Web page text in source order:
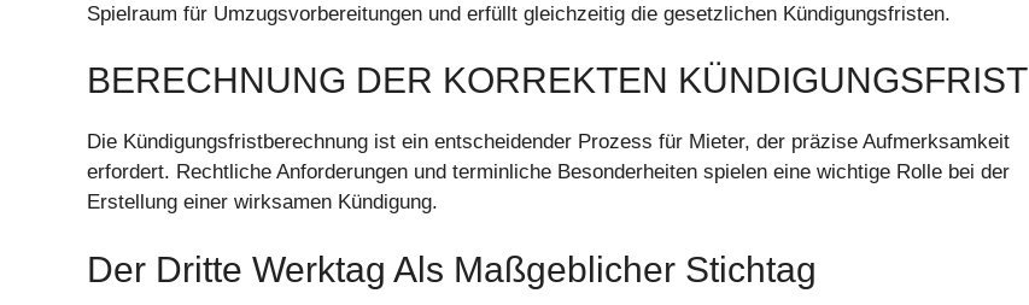
Spielraum für Umzugsvorbereitungen und erfüllt gleichzeitig die gesetzlichen Kündigungsfristen.
BERECHNUNG DER KORREKTEN KÜNDIGUNGSFRIST
Die Kündigungsfristberechnung ist ein entscheidender Prozess für Mieter, der präzise Aufmerksamkeit
erfordert. Rechtliche Anforderungen und terminliche Besonderheiten spielen eine wichtige Rolle bei der
Erstellung einer wirksamen Kündigung.
Der Dritte Werktag Als Maßgeblicher Stichtag